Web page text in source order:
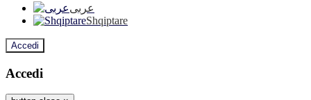
عربى
Shqiptare
Accedi
Accedi